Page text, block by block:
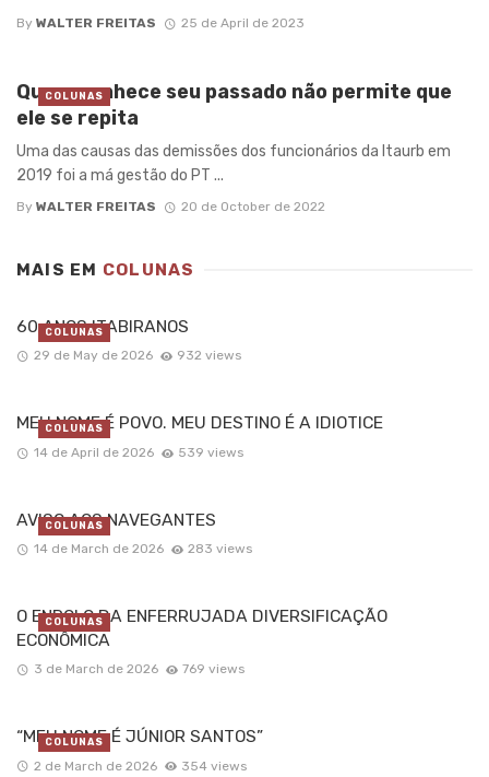
By WALTER FREITAS 25 de April de 2023
Quem conhece seu passado não permite que
ele se repita
Uma das causas das demissões dos funcionários da Itaurb em
2019 foi a má gestão do PT ...
By WALTER FREITAS 20 de October de 2022
COLUNAS
MAIS EM COLUNAS
60 ANOS ITABIRANOS
29 de May de 2026 932 views
COLUNAS
MEU NOME É POVO. MEU DESTINO É A IDIOTICE
14 de April de 2026 539 views
COLUNAS
AVISO AOS NAVEGANTES
14 de March de 2026 283 views
COLUNAS
O ENROLO DA ENFERRUJADA DIVERSIFICAÇÃO
ECONÔMICA
3 de March de 2026 769 views
COLUNAS
“MEU NOME É JÚNIOR SANTOS”
2 de March de 2026 354 views
COLUNAS